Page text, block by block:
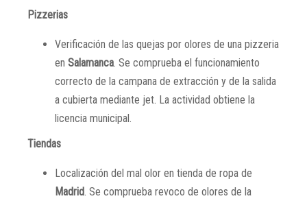
Pizzerias
Verificación de las quejas por olores de una pizzeria
en Salamanca. Se comprueba el funcionamiento
correcto de la campana de extracción y de la salida
a cubierta mediante jet. La actividad obtiene la
licencia municipal.
Tiendas
Localización del mal olor en tienda de ropa de
Madrid. Se comprueba revoco de olores de la